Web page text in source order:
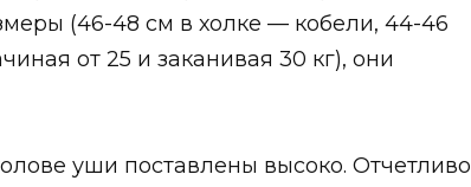
(46-48 см в холке — кобели, 44-46
от 25 и заканивая 30 кг), они
уши поставлены высоко. Отчетливо